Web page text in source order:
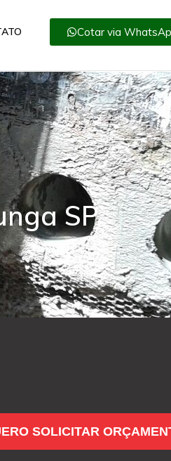
Cotar via
SP
SOLICITAR